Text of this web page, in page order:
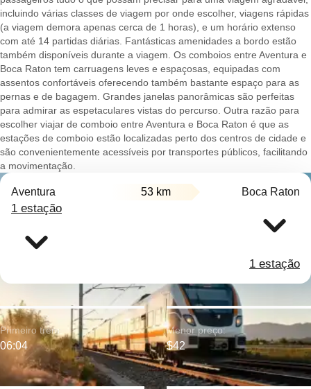
incluindo várias classes de viagem por onde escolher, viagens rápidas
(a viagem demora apenas cerca de 1 horas), e um horário extenso
com até 14 partidas diárias. Fantásticas amenidades a bordo estão
também disponíveis durante a viagem. Os comboios entre Aventura e
Boca Raton tem carruagens leves e espaçosas, equipadas com
assentos confortáveis oferecendo também bastante espaço para as
pernas e de bagagem. Grandes janelas panorâmicas são perfeitas
para admirar as espetaculares vistas do percurso. Outra razão para
escolher viajar de comboio entre Aventura e Boca Raton é que as
estações de comboio estão localizadas perto dos centros de cidade e
são convenientemente acessíveis por transportes públicos, facilitando
a movimentação.
Aventura 53 km Boca Raton
1 estação
1 estação
Primeiro trem:
06:04
Menor preço:
$42